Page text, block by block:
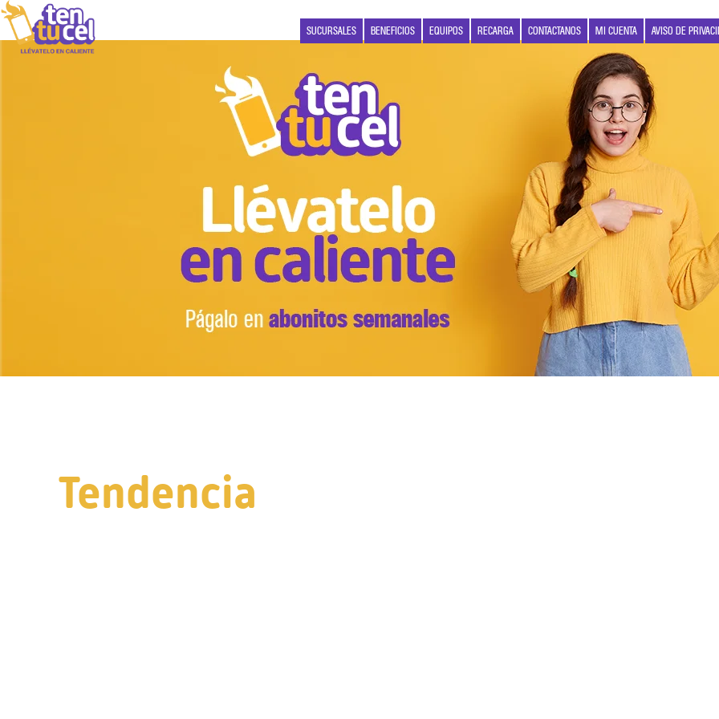
SUCURSALES BENEFICIOS EQUIPOS RECARGA CONTACTANOS MI CUENTA AVISO DE
Tendencia